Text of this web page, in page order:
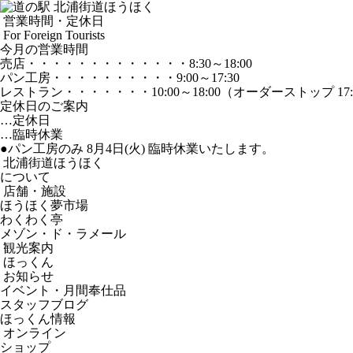
営業時間・定休日
For Foreign Tourists
今月の営業時間
売店 ・・・・・・・・・・・・・ 8:30～18:00
パン工房 ・・・・・・・・・・ 9:00～17:30
レストラン ・・・・・・・ 10:00～18:00 （オーダーストップ
定休日のご案内
…定休日
…臨時休業
●パン工房のみ 8月4日(火) 臨時休業いたします。
北浦街道ほうほく
について
店舗・施設
ほうほく夢市場
わくわく亭
メゾン・ド・ラメール
観光案内
ほっくん
お知らせ
イベント・月間奉仕品
スタッフブログ
ほっくん情報
オンライン
ショップ